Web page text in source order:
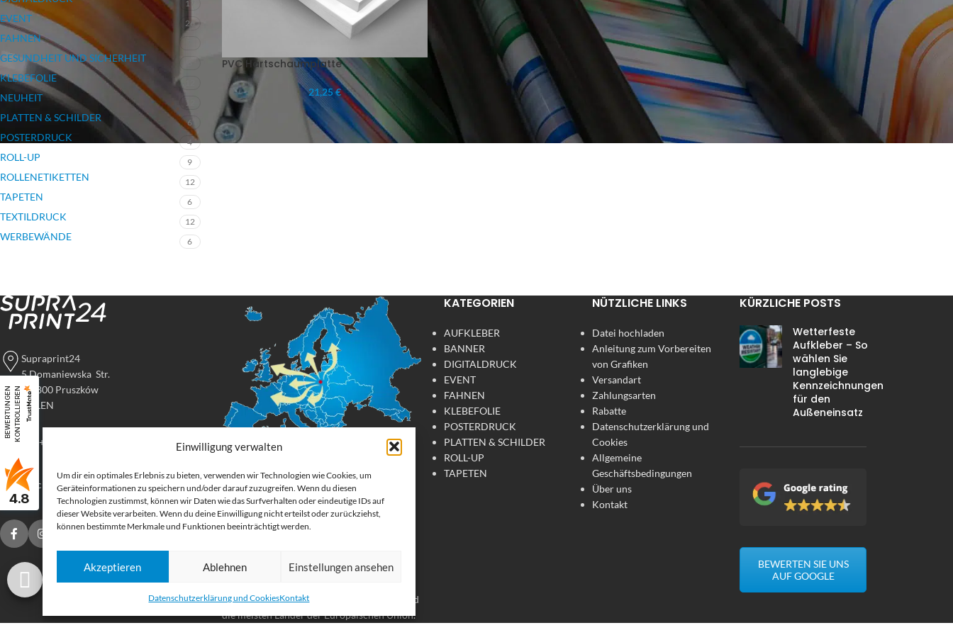
Einwilligung verwalten
Um dir ein optimales Erlebnis zu bieten, verwenden wir Technologien wie Cookies, um
Geräteinformationen zu speichern und/oder darauf zuzugreifen. Wenn du diesen
Technologien zustimmst, können wir Daten wie das Surfverhalten oder eindeutige IDs auf
dieser Website verarbeiten. Wenn du deine Einwilligung nicht erteilst oder zurückziehst,
können bestimmte Merkmale und Funktionen beeinträchtigt werden.
Akzeptieren Ablehnen Einstellungen ansehen
Datenschutzerklärung und CookiesKontakt
17
EVENT 26
FAHNEN
GESUNDHEIT UND SICHERHEIT
KLEBEFOLIE
NEUHEIT 12
PLATTEN & SCHILDER 6
POSTERDRUCK 4
ROLL-UP 9
ROLLENETIKETTEN 12
TAPETEN 6
TEXTILDRUCK 12
WERBEWÄNDE 6
PVC Hartschaumplatte
21,25 €
Supraprint24
5 Domaniewska Str.
05-800 Pruszków
POLEN
Tel: +48 517 395 069
druck@supraprint24.de
Digital
Großformatdruck
Stoffe, Folien, Fahnen, Strandfahnen, Poster,
Druckprodukte Deutschland, Österreich und
die meisten Länder der Europäischen Union.
KATEGORIEN
AUFKLEBER
BANNER
DIGITALDRUCK
EVENT
FAHNEN
KLEBEFOLIE
POSTERDRUCK
PLATTEN & SCHILDER
ROLL-UP
TAPETEN
NÜTZLICHE LINKS
Datei hochladen
Anleitung zum Vorbereiten
von Grafiken
Versandart
Zahlungsarten
Rabatte
Datenschutzerklärung und
Cookies
Allgemeine
Geschäftsbedingungen
Über uns
Kontakt
KÜRZLICHE POSTS
Wetterfeste
Aufkleber – So
wählen Sie
langlebige
Kennzeichnungen
für den
Außeneinsatz
BEWERTEN SIE UNS
AUF GOOGLE
B
E
W
E
R
T
U
N
G
E
N
K
O
N
T
R
O
L
L
I
E
R
EN
4.8